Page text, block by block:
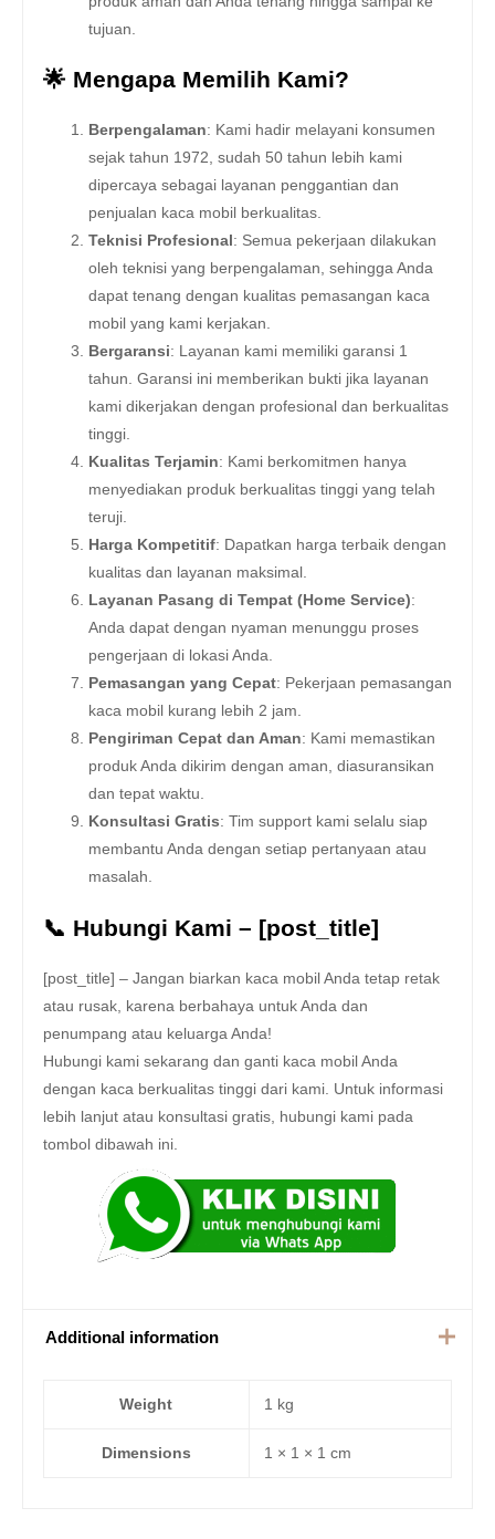
tujuan.
🌟 Mengapa Memilih Kami?
Berpengalaman: Kami hadir melayani konsumen
sejak tahun 1972, sudah 50 tahun lebih kami
dipercaya sebagai layanan penggantian dan
penjualan kaca mobil berkualitas.
Teknisi Profesional : Semua pekerjaan dilakukan
oleh teknisi yang berpengalaman, sehingga Anda
dapat tenang dengan kualitas pemasangan kaca
mobil yang kami kerjakan.
Bergaransi: Layanan kami memiliki garansi 1
tahun. Garansi ini memberikan bukti jika layanan
kami dikerjakan dengan profesional dan berkualitas
tinggi.
Kualitas Terjamin: Kami berkomitmen hanya
menyediakan produk berkualitas tinggi yang telah
teruji.
Harga Kompetitif: Dapatkan harga terbaik dengan
kualitas dan layanan maksimal.
Layanan Pasang di Tempat (Home Service):
Anda dapat dengan nyaman menunggu proses
pengerjaan di lokasi Anda.
Pemasangan yang Cepat: Pekerjaan pemasangan
kaca mobil kurang lebih 2 jam.
Pengiriman Cepat dan Aman: Kami memastikan
produk Anda dikirim dengan aman, diasuransikan
dan tepat waktu.
Konsultasi Gratis: Tim support kami selalu siap
membantu Anda dengan setiap pertanyaan atau
masalah.
📞 Hubungi Kami – [post_title]
[post_title] – Jangan biarkan kaca mobil Anda tetap retak
atau rusak, karena berbahaya untuk Anda dan
penumpang atau keluarga Anda!
Hubungi kami sekarang dan ganti kaca mobil Anda
dengan kaca berkualitas tinggi dari kami. Untuk informasi
lebih lanjut atau konsultasi gratis, hubungi kami pada
tombol dibawah ini.
Additional information
Weight 1 kg
Dimensions 1 × 1 × 1 cm